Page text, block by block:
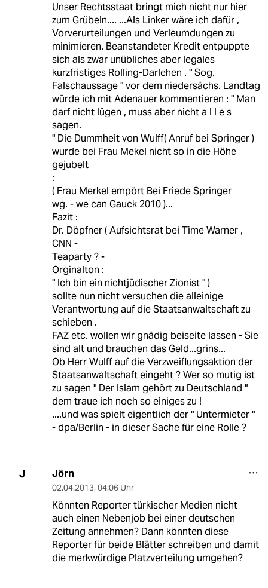
Unser Rechtsstaat bringt mich nicht nur hier
zum Grübeln.... ...Als Linker wäre ich dafür ,
Vorverurteilungen und Verleumdungen zu
minimieren. Beanstandeter Kredit entpuppte
sich als zwar unübliches aber legales
kurzfristiges Rolling-Darlehen . " Sog.
Falschaussage " vor dem niedersächs. Landtag
würde ich mit Adenauer kommentieren : " Man
darf nicht lügen , muss aber nicht a l l e s
sagen.
" Die Dummheit von Wulff( Anruf bei Springer )
wurde bei Frau Mekel nicht so in die Höhe
gejubelt
:
( Frau Merkel empört Bei Friede Springer
wg. - we can Gauck 2010 )...
Fazit :
Dr. Döpfner ( Aufsichtsrat bei Time Warner ,
CNN -
Teaparty ? -
Orginalton :
" Ich bin ein nichtjüdischer Zionist " )
sollte nun nicht versuchen die alleinige
Verantwortung auf die Staatsanwaltschaft zu
schieben .
FAZ etc. wollen wir gnädig beiseite lassen - Sie
sind alt und brauchen das Geld...grins...
Ob Herr Wulff auf die Verzweiflungsaktion der
Staatsanwaltschaft eingeht ? Wer so mutig ist
zu sagen " Der Islam gehört zu Deutschland "
dem traue ich noch so einiges zu !
....und was spielt eigentlich der " Untermieter "
- dpa/Berlin - in dieser Sache für eine Rolle ?
J Jörn
02.04.2013, 04:06 Uhr
Könnten Reporter türkischer Medien nicht
auch einen Nebenjob bei einer deutschen
Zeitung annehmen? Dann könnten diese
Reporter für beide Blätter schreiben und damit
die merkwürdige Platzverteilung umgehen?